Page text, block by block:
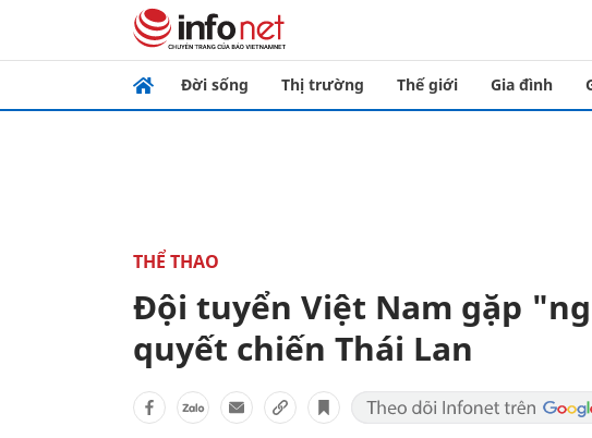
Đời sống Thị trường Thế giới Gia đình
THỂ THAO
Đội tuyển Việt Nam gặp
quyết chiến Thái Lan